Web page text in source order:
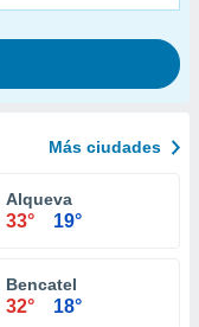
Más ciudades
Alqueva
33° 19°
Bencatel
32° 18°